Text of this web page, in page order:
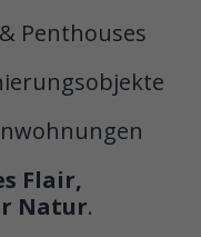
Penthouses
Flair,
Natur.